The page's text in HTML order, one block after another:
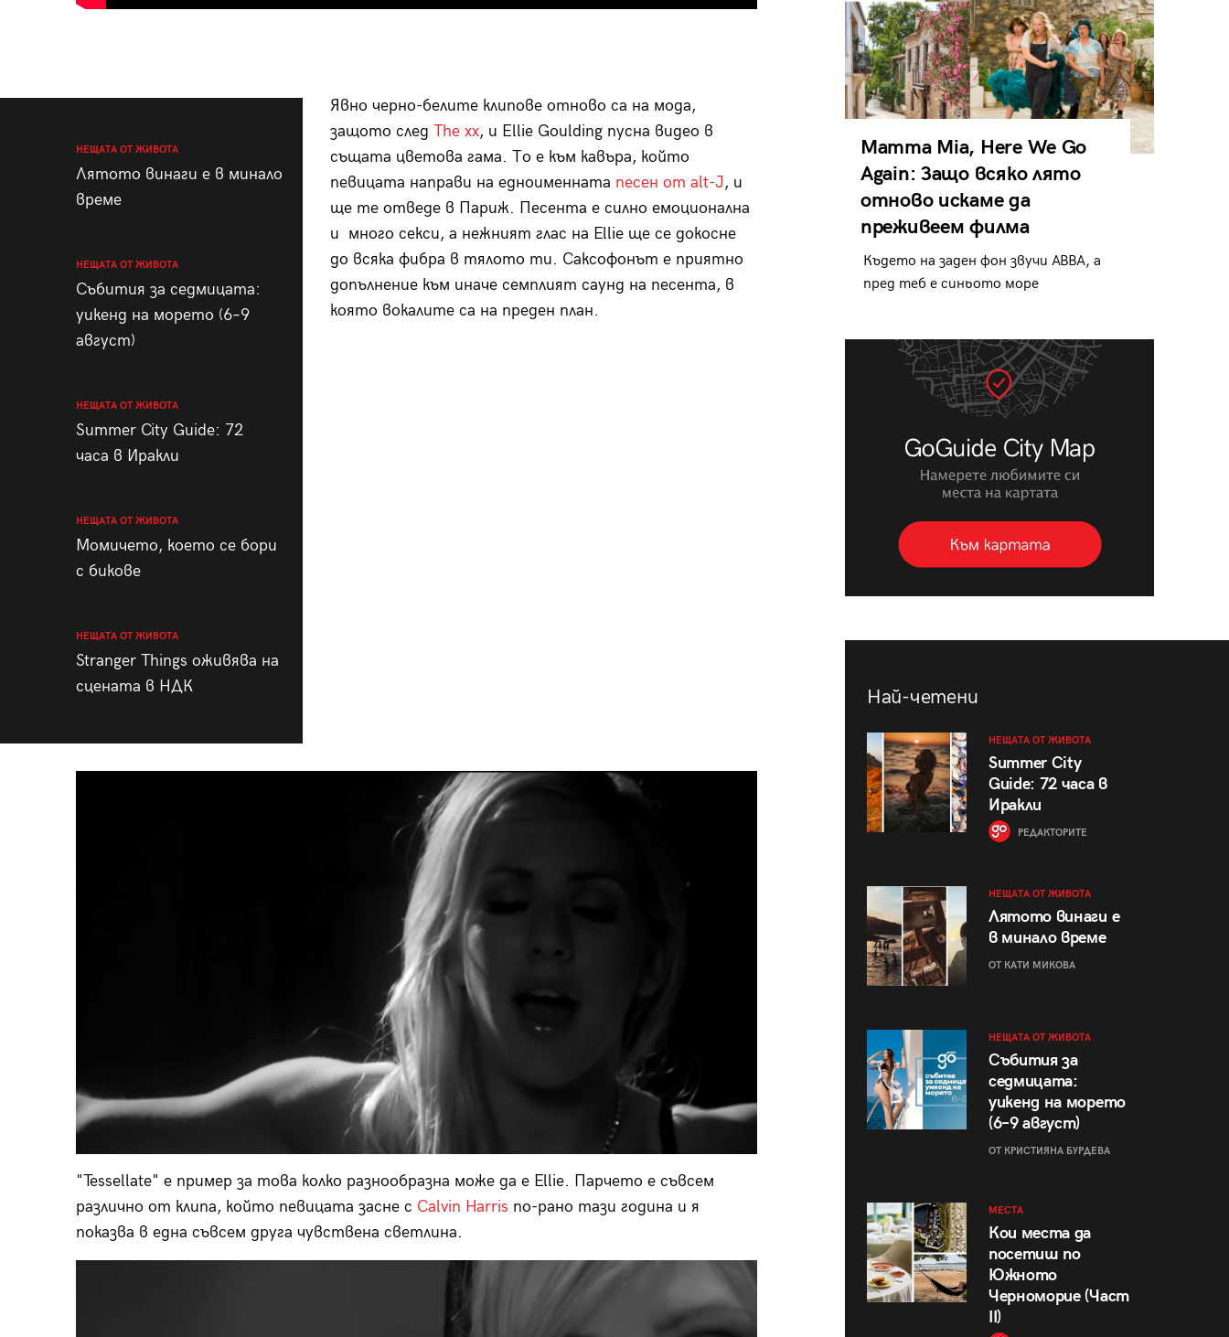
НЕЩАТА ОТ ЖИВОТА
Лятото винаги е в минало
време
НЕЩАТА ОТ ЖИВОТА
Събития за седмицата:
уикенд на морето (6–9
август)
НЕЩАТА ОТ ЖИВОТА
Summer City Guide: 72
часа в Иракли
НЕЩАТА ОТ ЖИВОТА
Момичето, което се бори
с бикове
НЕЩАТА ОТ ЖИВОТА
Stranger Things оживява на
сцената в НДК
Явно черно-белите клипове отново са на мода,
защото след The xx, и Еllie Goulding пусна видео в
същата цветова гама. То е към кавъра, който
певицата направи на едноименната песен от alt-J, и
ще те отведе в Париж. Песента е силно емоционална
и много секси, а нежният глас на Ellie ще се докосне
до всяка фибра в тялото ти. Саксофонът е приятно
допълнение към иначе семплият саунд на песента, в
която вокалите са на преден план.
"Tessellate" е пример за това колко разнообразна може да е Ellie. Парчето е съвсем
различно от клипа, който певицата засне с Calvin Harris по-рано тази година и я
показва в една съвсем друга чувствена светлина.
Mamma Mia, Here We Go
Again: Защо всяко лято
отново искаме да
преживеем филма
Където на заден фон звучи ABBA, а
пред теб е синьото море
Най-четени
НЕЩАТА ОТ ЖИВОТА
Summer City
Guide: 72 часа в
Иракли
РЕДАКТОРИТЕ
НЕЩАТА ОТ ЖИВОТА
Лятото винаги е
в минало време
ОТ КАТИ МИКОВА
НЕЩАТА ОТ ЖИВОТА
Събития за
седмицата:
уикенд на морето
(6–9 август)
ОТ КРИСТИЯНА БУРДЕВА
МЕСТА
Кои места да
посетиш по
Южното
Черноморие (Част
II)